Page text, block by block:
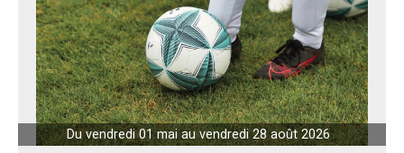
Du vendredi 01 mai au vendredi 28 août 2026